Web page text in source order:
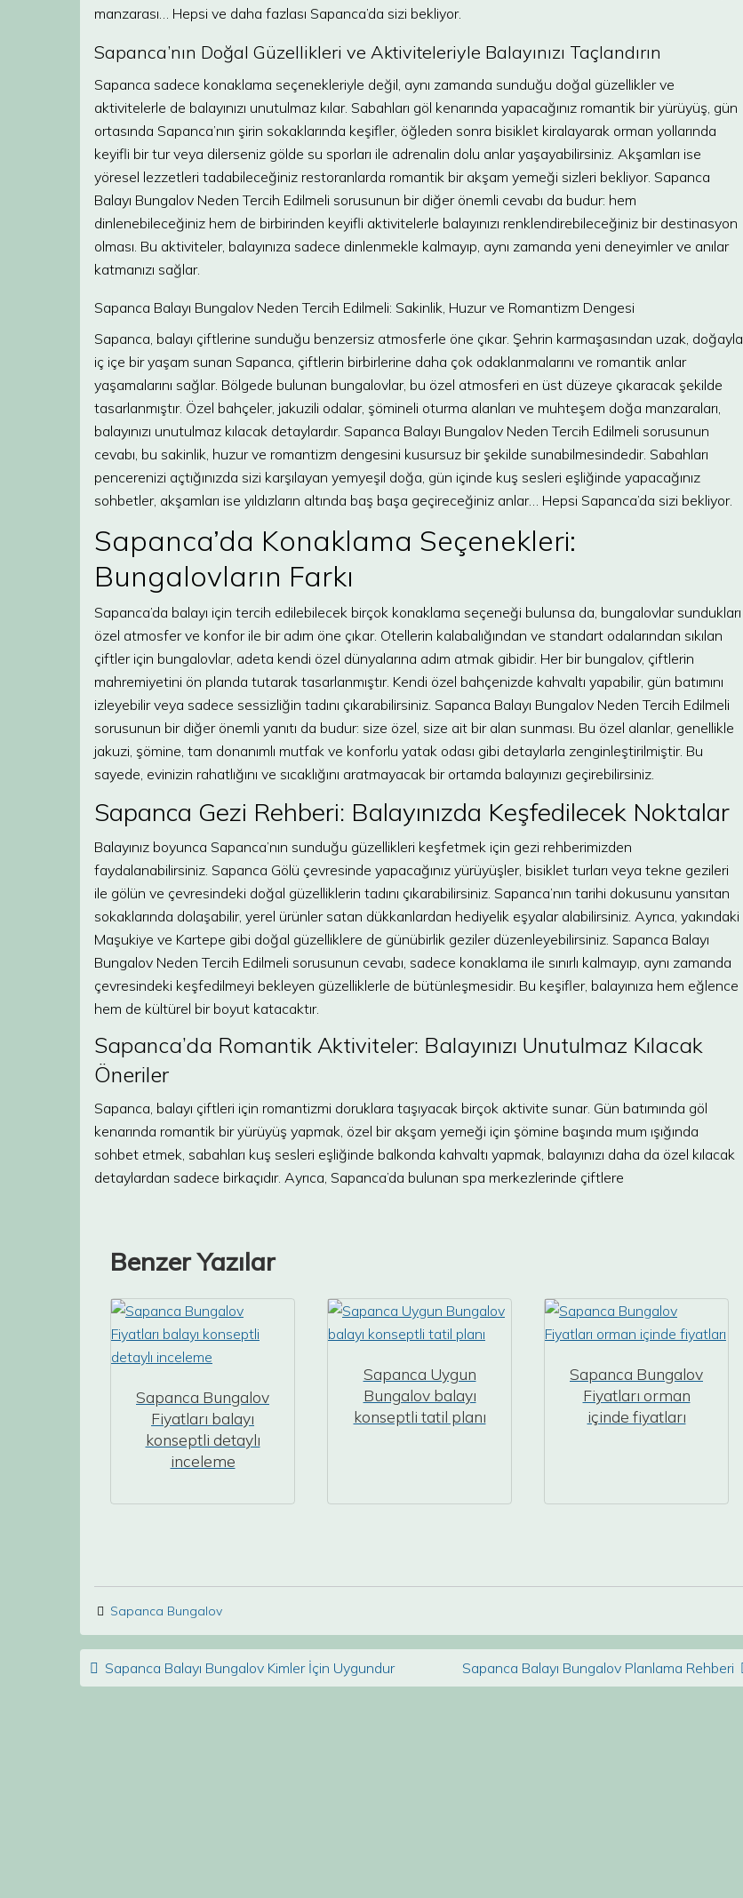
manzarası… Hepsi ve daha fazlası Sapanca’da sizi bekliyor.
Sapanca’nın Doğal Güzellikleri ve Aktiviteleriyle Balayınızı Taçlandırın
Sapanca sadece konaklama seçenekleriyle değil, aynı zamanda sunduğu doğal güzellikler ve
aktivitelerle de balayınızı unutulmaz kılar. Sabahları göl kenarında yapacağınız romantik bir yürüyüş, gün
ortasında Sapanca’nın şirin sokaklarında keşifler, öğleden sonra bisiklet kiralayarak orman yollarında
keyifli bir tur veya dilerseniz gölde su sporları ile adrenalin dolu anlar yaşayabilirsiniz. Akşamları ise
yöresel lezzetleri tadabileceğiniz restoranlarda romantik bir akşam yemeği sizleri bekliyor. Sapanca
Balayı Bungalov Neden Tercih Edilmeli sorusunun bir diğer önemli cevabı da budur: hem
dinlenebileceğiniz hem de birbirinden keyifli aktivitelerle balayınızı renklendirebileceğiniz bir destinasyon
olması. Bu aktiviteler, balayınıza sadece dinlenmekle kalmayıp, aynı zamanda yeni deneyimler ve anılar
katmanızı sağlar.
Sapanca Balayı Bungalov Neden Tercih Edilmeli: Sakinlik, Huzur ve Romantizm Dengesi
Sapanca, balayı çiftlerine sunduğu benzersiz atmosferle öne çıkar. Şehrin karmaşasından uzak, doğayla
iç içe bir yaşam sunan Sapanca, çiftlerin birbirlerine daha çok odaklanmalarını ve romantik anlar
yaşamalarını sağlar. Bölgede bulunan bungalovlar, bu özel atmosferi en üst düzeye çıkaracak şekilde
tasarlanmıştır. Özel bahçeler, jakuzili odalar, şömineli oturma alanları ve muhteşem doğa manzaraları,
balayınızı unutulmaz kılacak detaylardır. Sapanca Balayı Bungalov Neden Tercih Edilmeli sorusunun
cevabı, bu sakinlik, huzur ve romantizm dengesini kusursuz bir şekilde sunabilmesindedir. Sabahları
pencerenizi açtığınızda sizi karşılayan yemyeşil doğa, gün içinde kuş sesleri eşliğinde yapacağınız
sohbetler, akşamları ise yıldızların altında baş başa geçireceğiniz anlar… Hepsi Sapanca’da sizi bekliyor.
Sapanca’da Konaklama Seçenekleri:
Bungalovların Farkı
Sapanca’da balayı için tercih edilebilecek birçok konaklama seçeneği bulunsa da, bungalovlar sundukları
özel atmosfer ve konfor ile bir adım öne çıkar. Otellerin kalabalığından ve standart odalarından sıkılan
çiftler için bungalovlar, adeta kendi özel dünyalarına adım atmak gibidir. Her bir bungalov, çiftlerin
mahremiyetini ön planda tutarak tasarlanmıştır. Kendi özel bahçenizde kahvaltı yapabilir, gün batımını
izleyebilir veya sadece sessizliğin tadını çıkarabilirsiniz. Sapanca Balayı Bungalov Neden Tercih Edilmeli
sorusunun bir diğer önemli yanıtı da budur: size özel, size ait bir alan sunması. Bu özel alanlar, genellikle
jakuzi, şömine, tam donanımlı mutfak ve konforlu yatak odası gibi detaylarla zenginleştirilmiştir. Bu
sayede, evinizin rahatlığını ve sıcaklığını aratmayacak bir ortamda balayınızı geçirebilirsiniz.
Sapanca Gezi Rehberi: Balayınızda Keşfedilecek Noktalar
Balayınız boyunca Sapanca’nın sunduğu güzellikleri keşfetmek için gezi rehberimizden
faydalanabilirsiniz. Sapanca Gölü çevresinde yapacağınız yürüyüşler, bisiklet turları veya tekne gezileri
ile gölün ve çevresindeki doğal güzelliklerin tadını çıkarabilirsiniz. Sapanca’nın tarihi dokusunu yansıtan
sokaklarında dolaşabilir, yerel ürünler satan dükkanlardan hediyelik eşyalar alabilirsiniz. Ayrıca, yakındaki
Maşukiye ve Kartepe gibi doğal güzelliklere de günübirlik geziler düzenleyebilirsiniz. Sapanca Balayı
Bungalov Neden Tercih Edilmeli sorusunun cevabı, sadece konaklama ile sınırlı kalmayıp, aynı zamanda
çevresindeki keşfedilmeyi bekleyen güzelliklerle de bütünleşmesidir. Bu keşifler, balayınıza hem eğlence
hem de kültürel bir boyut katacaktır.
Sapanca’da Romantik Aktiviteler: Balayınızı Unutulmaz Kılacak
Öneriler
Sapanca, balayı çiftleri için romantizmi doruklara taşıyacak birçok aktivite sunar. Gün batımında göl
kenarında romantik bir yürüyüş yapmak, özel bir akşam yemeği için şömine başında mum ışığında
sohbet etmek, sabahları kuş sesleri eşliğinde balkonda kahvaltı yapmak, balayınızı daha da özel kılacak
detaylardan sadece birkaçıdır. Ayrıca, Sapanca’da bulunan spa merkezlerinde çiftlere
Benzer Yazılar
Sapanca Bungalov
Fiyatları balayı
konseptli detaylı
inceleme
Sapanca Uygun
Bungalov balayı
konseptli tatil planı
Sapanca Bungalov
Fiyatları orman
içinde fiyatları
Sapanca Bungalov
Post navigation
Sapanca Balayı Bungalov Kimler İçin Uygundur Sapanca Balayı Bungalov Planlama Rehberi